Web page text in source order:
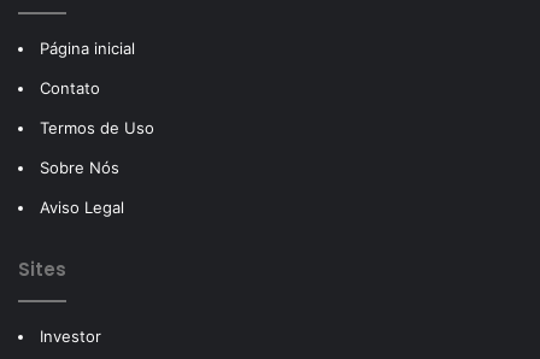
Página inicial
Contato
Termos de Uso
Sobre Nós
Aviso Legal
Sites
Investor